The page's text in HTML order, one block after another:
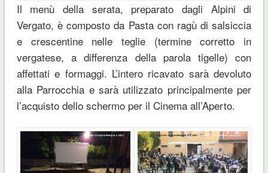
Il menù della serata, preparato dagli Alpini di
Vergato, è composto da Pasta con ragù di salsiccia
e crescentine nelle teglie (termine corretto in
vergatese, a differenza della parola tigelle) con
affettati e formaggi. L’intero ricavato sarà devoluto
alla Parrocchia e sarà utilizzato principalmente per
l’acquisto dello schermo per il Cinema all’Aperto.